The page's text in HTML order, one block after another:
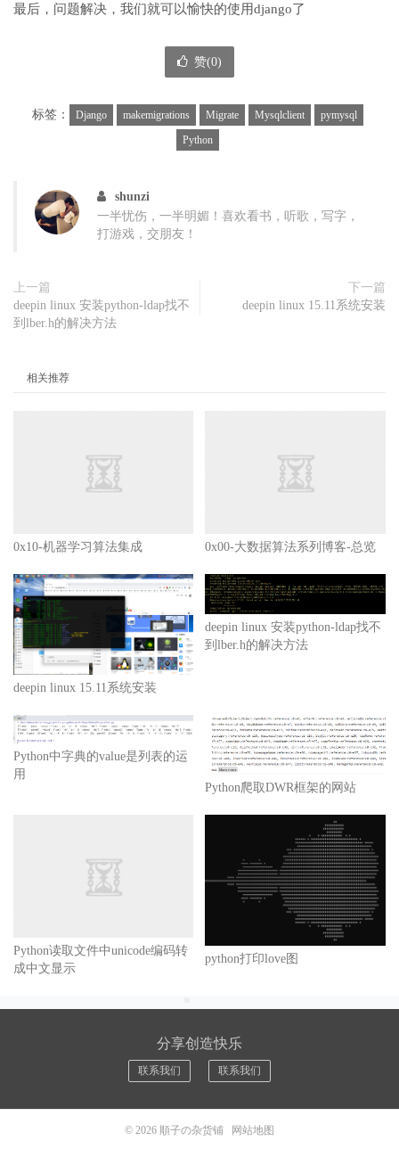
最后，问题解决，我们就可以愉快的使用django了
赞(0)
标签： Django makemigrations Migrate Mysqlclient
pymysql
Python
shunzi
一半忧伤，一半明媚！喜欢看书，听歌，写字，
打游戏，交朋友！
上一篇
deepin linux 安装python-ldap找不
到lber.h的解决方法
下一篇
deepin linux 15.11系统安装
相关推荐
0x10-机器学习算法集成 0x00-大数据算法系列博客-总览
deepin linux 15.11系统安装
deepin linux 安装python-ldap找不
到lber.h的解决方法
Python中字典的value是列表的运
用
Python爬取DWR框架的网站
Python读取文件中unicode编码转
成中文显示
python打印love图
分享创造快乐
联系我们 联系我们
© 2026 順子の杂货铺 网站地图